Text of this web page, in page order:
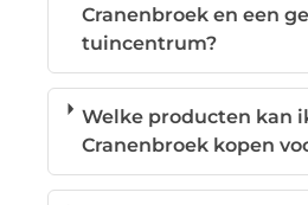
Cranenbroek en een
tuincentrum?
Welke producten kan
Cranenbroek kopen